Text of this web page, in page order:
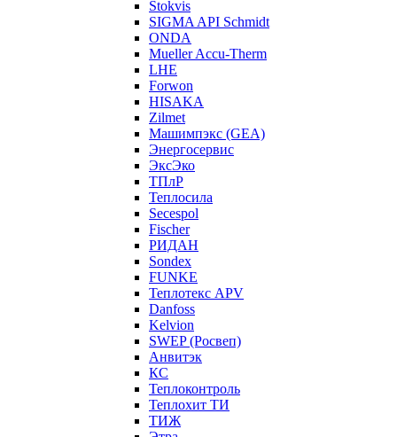
Stokvis
SIGMA API Schmidt
ONDA
Mueller Accu-Therm
LHE
Forwon
HISAKA
Zilmet
Машимпэкс (GEA)
Энергосервис
ЭксЭко
ТПлР
Теплосила
Secespol
Fischer
РИДАН
Sondex
FUNKE
Теплотекс APV
Danfoss
Kelvion
SWEP (Росвеп)
Анвитэк
КС
Теплоконтроль
Теплохит ТИ
ТИЖ